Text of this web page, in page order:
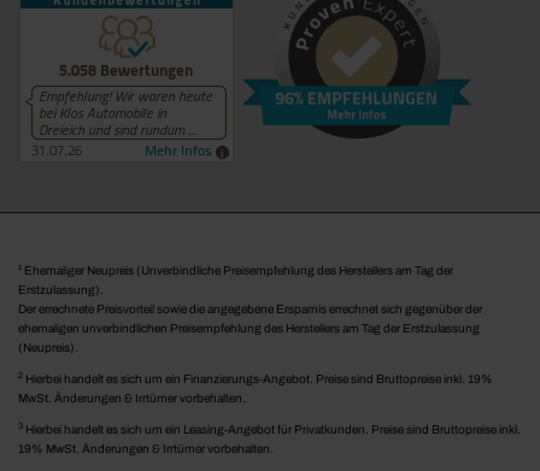
1 Ehemaliger Neupreis (Unverbindliche Preisempfehlung des Herstellers am Tag der
Erstzulassung).
Der errechnete Preisvorteil sowie die angegebene Ersparnis errechnet sich gegenüber der
ehemaligen unverbindlichen Preisempfehlung des Herstellers am Tag der Erstzulassung
(Neupreis).
2 Hierbei handelt es sich um ein Finanzierungs-Angebot. Preise sind Bruttopreise inkl. 19%
MwSt. Änderungen & Irrtümer vorbehalten.
3 Hierbei handelt es sich um ein Leasing-Angebot für Privatkunden. Preise sind Bruttopreise inkl.
19% MwSt. Änderungen & Irrtümer vorbehalten.